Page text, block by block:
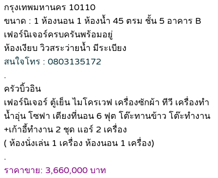
กรุงเทพมหานคร 10110
ขนาด : 1 ห้องนอน 1 ห้องน้ำ 45 ตรม ชั้น 5 อาคาร B
เฟอร์นิเจอร์ครบครันพร้อมอยู่
ห้องเงียบ วิวสระว่ายน้ำ มีระเบียง
สนใจโทร : 0803135172
.
ครัวบิ้วอิน
เฟอร์นิเจอร์ ตู้เย็น ไมโครเวฟ เครื่องซักผ้า ทีวี เครื่องทำ
น้ำอุ่น โซฟา เตียงที่นอน 6 ฟุต โต๊ะทานข้าว โต๊ะทำงาน
+เก้าอี้ทำงาน 2 ชุด แอร์ 2 เครื่อง
( ห้องนั่งเล่น 1 เครื่อง ห้องนอน 1 เครื่อง)
.
ราคาขาย: 3,660,000 บาท